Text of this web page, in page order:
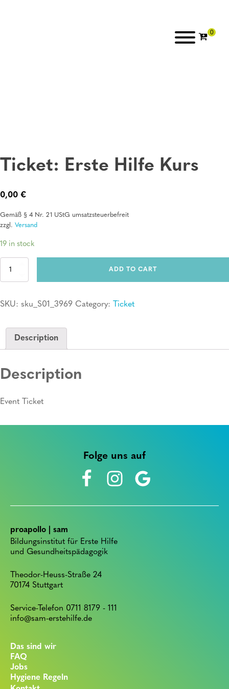
Ticket: Erste Hilfe Kurs
0,00 €
Gemäß § 4 Nr. 21 UStG umsatzsteuerbefreit
zzgl. Versand
19 in stock
Ticket:
quantity
ADD TO CART
SKU: sku_S01_3969 Category: Ticket
Description
Description
Event Ticket
Folge uns auf
proapollo | sam
Bildungsinstitut für Erste Hilfe
und Gesundheitspädagogik
Theodor-Heuss-Straße 24
70174 Stuttgart
Service-Telefon 0711 8179 - 111
info@sam-erstehilfe.de
Das sind wir
FAQ
Jobs
Hygiene Regeln